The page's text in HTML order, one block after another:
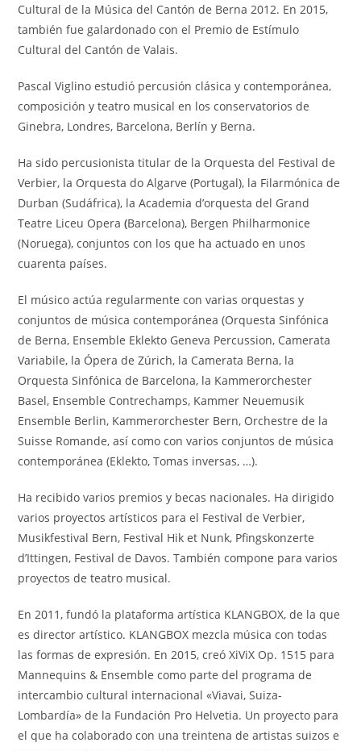
Cultural de la Música del Cantón de Berna 2012. En 2015,
también fue galardonado con el Premio de Estímulo
Cultural del Cantón de Valais.
Pascal Viglino estudió percusión clásica y contemporánea,
composición y teatro musical en los conservatorios de
Ginebra, Londres, Barcelona, Berlín y Berna.
Ha sido percusionista titular de la Orquesta del Festival de
Verbier, la Orquesta do Algarve (Portugal), la Filarmónica de
Durban (Sudáfrica), la Academia d’orquesta del Grand
Teatre Liceu Opera (Barcelona), Bergen Philharmonice
(Noruega), conjuntos con los que ha actuado en unos
cuarenta países.
El músico actúa regularmente con varias orquestas y
conjuntos de música contemporánea (Orquesta Sinfónica
de Berna, Ensemble Eklekto Geneva Percussion, Camerata
Variabile, la Ópera de Zúrich, la Camerata Berna, la
Orquesta Sinfónica de Barcelona, la Kammerorchester
Basel, Ensemble Contrechamps, Kammer Neuemusik
Ensemble Berlin, Kammerorchester Bern, Orchestre de la
Suisse Romande, así como con varios conjuntos de música
contemporánea (Eklekto, Tomas inversas, …).
Ha recibido varios premios y becas nacionales. Ha dirigido
varios proyectos artísticos para el Festival de Verbier,
Musikfestival Bern, Festival Hik et Nunk, Pfingskonzerte
d’Ittingen, Festival de Davos. También compone para varios
proyectos de teatro musical.
En 2011, fundó la plataforma artística KLANGBOX, de la que
es director artístico. KLANGBOX mezcla música con todas
las formas de expresión. En 2015, creó XiViX Op. 1515 para
Mannequins & Ensemble como parte del programa de
intercambio cultural internacional «Viavai, Suiza-
Lombardía» de la Fundación Pro Helvetia. Un proyecto para
el que ha colaborado con una treintena de artistas suizos e